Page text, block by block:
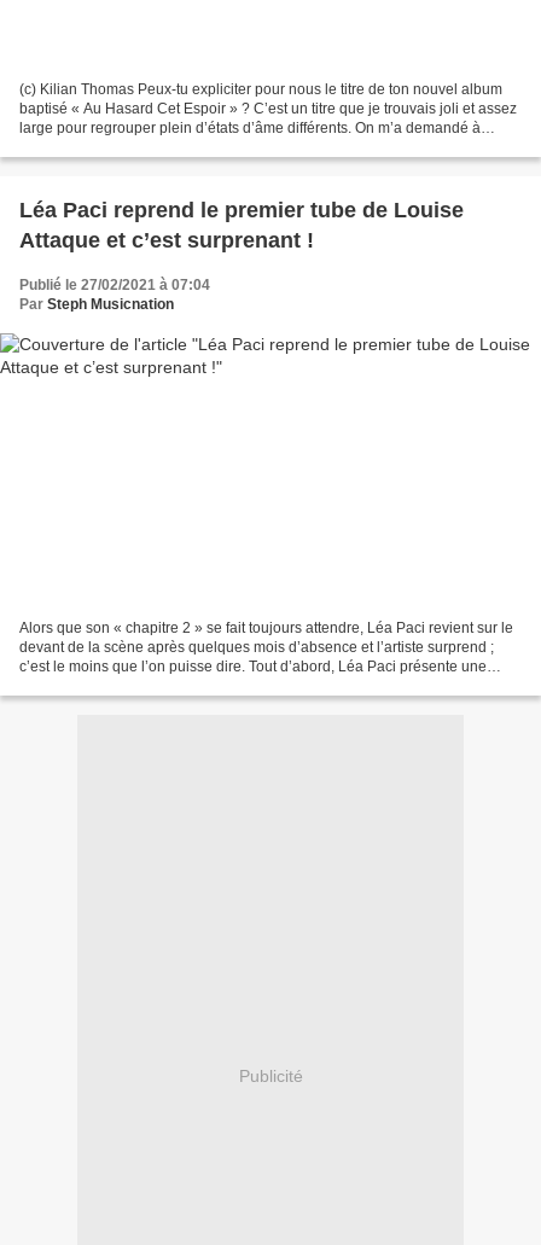
(c) Kilian Thomas Peux-tu expliciter pour nous le titre de ton nouvel album
baptisé « Au Hasard Cet Espoir » ? C’est un titre que je trouvais joli et assez
large pour regrouper plein d’états d’âme différents. On m’a demandé à
Léa Paci reprend le premier tube de Louise
Attaque et c’est surprenant !
Publié le 27/02/2021 à 07:04
Par Steph Musicnation
Alors que son « chapitre 2 » se fait toujours attendre, Léa Paci revient sur le
devant de la scène après quelques mois d’absence et l’artiste surprend ;
c’est le moins que l’on puisse dire. Tout d’abord, Léa Paci présente une
Publicité